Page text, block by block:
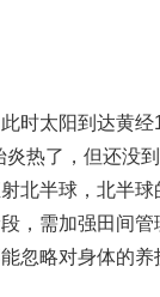
太阳到达黄经
热了，但还没
北半球，北半球
，需加强田间
忽略对身体的养